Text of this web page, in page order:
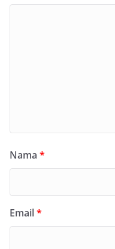
Nama *
Email*